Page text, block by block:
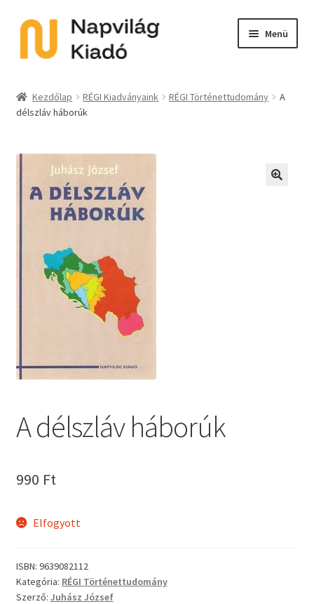
Ugrás
navigációhoz
Kilépés
tartalomba
Menü
child
E-book
Akció
child
menu
Sorozat
Utolsó példányok
Kezdőlap RÉGI Kiadványaink RÉGI Történettudomány
A
délszláv háborúk
A délszláv háborúk
990 Ft
Elfogyott
ISBN: 9639082112
Kategória: RÉGI Történettudomány
Szerző: Juhász József